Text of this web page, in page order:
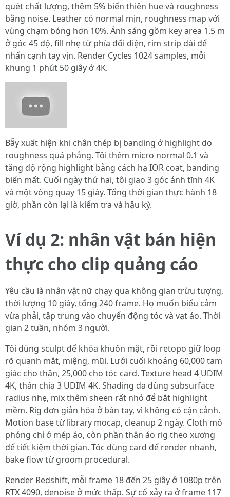
quét chất lượng, thêm 5% biến thiên hue và roughness
bằng noise. Leather có normal mịn, roughness map với
vùng chạm bóng hơn 10%. Ánh sáng gồm key area 1.5 m
ở góc 45 độ, fill nhẹ từ phía đối diện, rim strip dài để
nhấn cạnh tay vịn. Render Cycles 1024 samples, mỗi
khung 1 phút 50 giây ở 4K.
Bẫy xuất hiện khi chân thép bị banding ở highlight do
roughness quá phẳng. Tôi thêm micro normal 0.1 và
tăng độ rộng highlight bằng cách hạ IOR coat, banding
biến mất. Cuối ngày thứ hai, tôi giao 3 góc ảnh tĩnh 4K
và một vòng quay 15 giây. Tổng thời gian thực hành 18
giờ, phần còn lại là kiểm tra và hậu kỳ.
Ví dụ 2: nhân vật bán hiện
thực cho clip quảng cáo
Yêu cầu là nhân vật nữ chạy qua không gian trừu tượng,
thời lượng 10 giây, tổng 240 frame. Họ muốn biểu cảm
vừa phải, tập trung vào chuyển động tóc và vạt áo. Thời
gian 2 tuần, nhóm 3 người.
Tôi dùng sculpt để khóa khuôn mặt, rồi retopo giữ loop
rõ quanh mắt, miệng, mũi. Lưới cuối khoảng 60,000 tam
giác cho thân, 25,000 cho tóc card. Texture head 4 UDIM
4K, thân chia 3 UDIM 4K. Shading da dùng subsurface
radius nhẹ, mix thêm sheen rất nhỏ để bắt highlight
mềm. Rig đơn giản hóa ở bàn tay, vì không có cận cảnh.
Motion base từ library mocap, cleanup 2 ngày. Cloth mô
phỏng chỉ ở mép áo, còn phần thân áo rig theo xương
để tiết kiệm thời gian. Tóc dùng card để render nhanh,
bake flow từ groom procedural.
Render Redshift, mỗi frame 18 đến 25 giây ở 1080p trên
RTX 4090, denoise ở mức thấp. Sự cố xảy ra ở frame 117